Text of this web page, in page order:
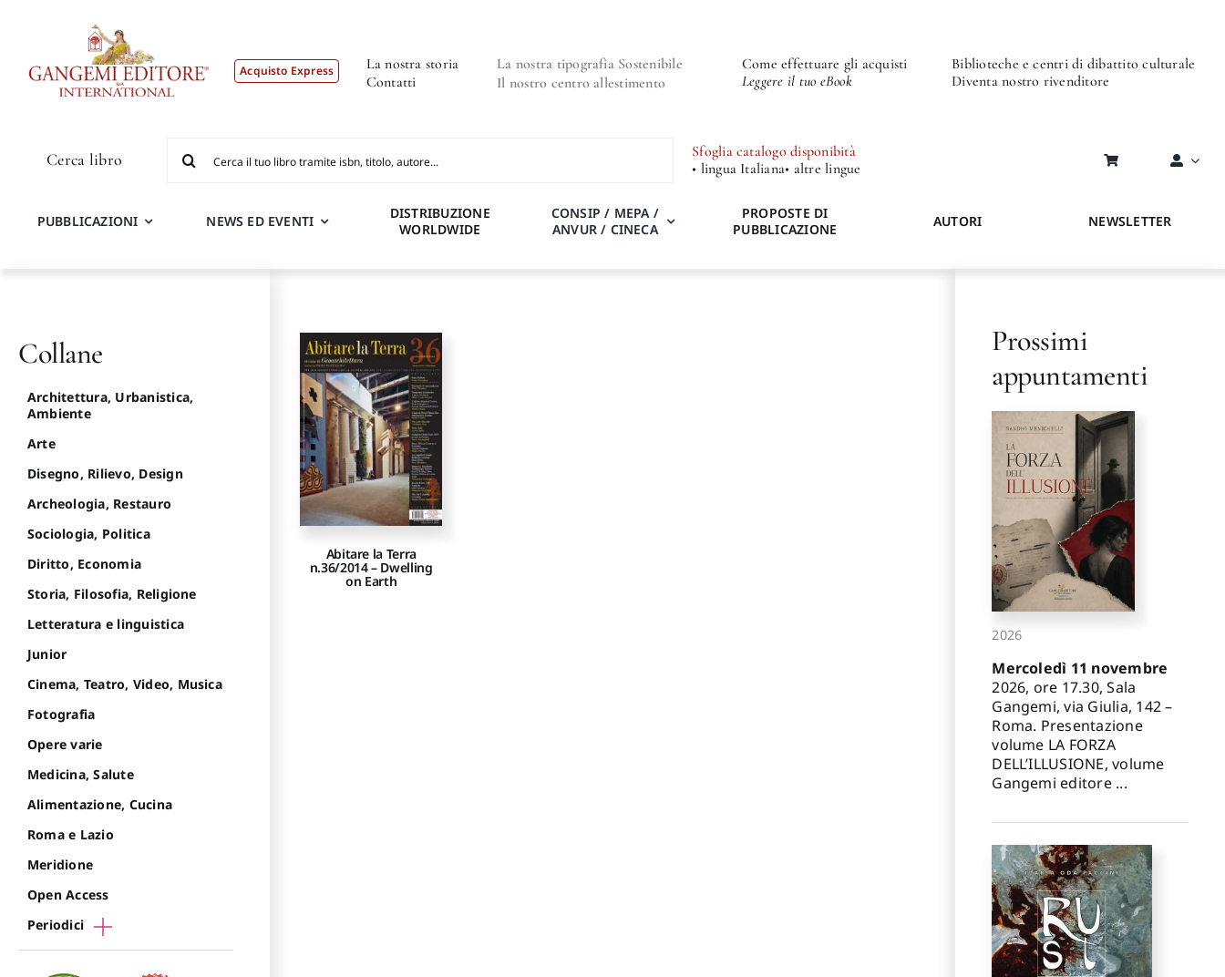
Acquisto Express
La nostra storia
Contatti
La nostra tipografia Sostenibile
Il nostro centro allestimento
Come effettuare gli acquisti
Leggere il tuo eBook
Biblioteche e centri di dibattito culturale
Diventa nostro rivenditore
Cerca libro
per:
Sfoglia catalogo disponibità
• lingua Italiana• altre lingue
PUBBLICAZIONI NEWS ED EVENTI
DISTRIBUZIONE
WORLDWIDE
CONSIP / MEPA /
ANVUR / CINECA
PROPOSTE DI
PUBBLICAZIONE
AUTORI NEWSLETTER
Abitare la Terra
n.36/2014 – Dwelling
on Earth
Collane
Architettura, Urbanistica,
Ambiente
Arte
Disegno, Rilievo, Design
Archeologia, Restauro
Sociologia, Politica
Diritto, Economia
Storia, Filosofia, Religione
Letteratura e linguistica
Junior
Cinema, Teatro, Video, Musica
Fotografia
Opere varie
Medicina, Salute
Alimentazione, Cucina
Roma e Lazio
Meridione
Open Access
Periodici
Prossimi
appuntamenti
2026
Mercoledì 11 novembre
2026, ore 17.30, Sala
Gangemi, via Giulia, 142 –
Roma. Presentazione
volume LA FORZA
DELL’ILLUSIONE, volume
Gangemi editore ...